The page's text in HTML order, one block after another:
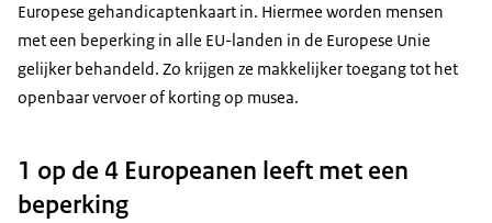
Europese gehandicaptenkaart in. Hiermee worden mensen
met een beperking in alle EU-landen in de Europese Unie
gelijker behandeld. Zo krijgen ze makkelijker toegang tot het
openbaar vervoer of korting op musea.
1 op de 4 Europeanen leeft met een
beperking